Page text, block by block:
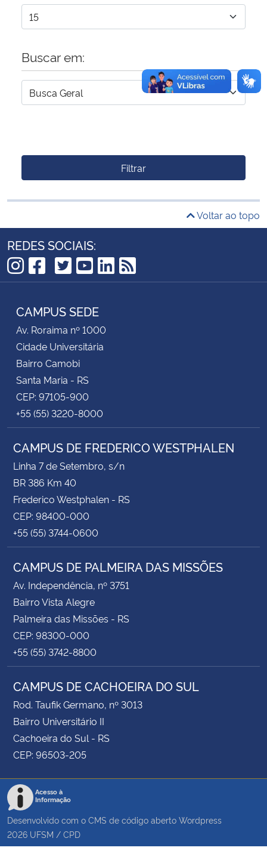
Buscar em:
Filtrar
Voltar ao topo
REDES SOCIAIS:
Instagram
Facebook
TikTok
Twitter
YouTube
LinkedIn
RSS
CAMPUS SEDE
Av. Roraima nº 1000
Cidade Universitária
Bairro Camobi
Santa Maria - RS
CEP: 97105-900
+55 (55) 3220-8000
CAMPUS DE FREDERICO WESTPHALEN
Linha 7 de Setembro, s/n
BR 386 Km 40
Frederico Westphalen - RS
CEP: 98400-000
+55 (55) 3744-0600
CAMPUS DE PALMEIRA DAS MISSÕES
Av. Independência, nº 3751
Bairro Vista Alegre
Palmeira das Missões - RS
CEP: 98300-000
+55 (55) 3742-8800
CAMPUS DE CACHOEIRA DO SUL
Rod. Taufik Germano, nº 3013
Bairro Universitário II
Cachoeira do Sul - RS
CEP: 96503-205
Acesso à
Informação
Desenvolvido com o CMS de código aberto Wordpress
2026 UFSM / CPD